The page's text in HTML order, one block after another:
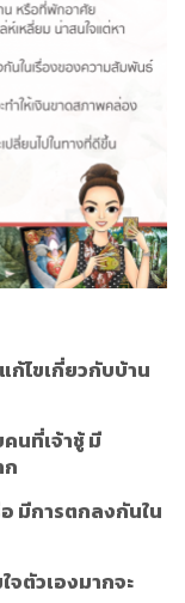
ก้ไขเกี่ยวกับบ้าน
นที่เจ้าชู้ มี
ก
มีการตกลงกันใน
จตัวเองมากจะ